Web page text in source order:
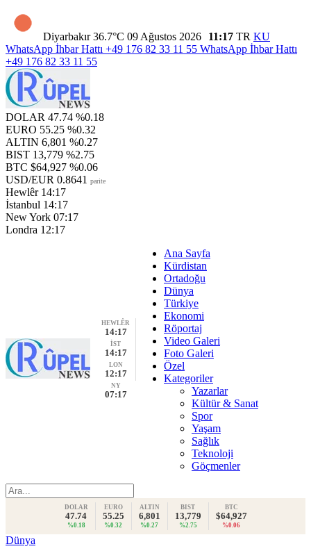
Diyarbakır 36.7°C 09 Ağustos 2026 11:17 TR KU
WhatsApp İhbar Hattı +49 176 82 33 11 55 WhatsApp İhbar Hattı
+49 176 82 33 11 55
DOLAR 47.74 %0.18
EURO 55.25 %0.32
ALTIN 6,801 %0.27
BIST 13,779 %2.75
BTC $64,927 %0.06
USD/EUR 0.8641 parite
Hewlêr 14:17
İstanbul 14:17
New York 07:17
Londra 12:17
HEWLÊR
14:17
İST
14:17
LON
12:17
NY
07:17
Ana Sayfa
Kürdistan
Ortadoğu
Dünya
Türkiye
Ekonomi
Röportaj
Video Galeri
Foto Galeri
Özel
Kategoriler
Yazarlar
Kültür & Sanat
Spor
Yaşam
Sağlık
Teknoloji
Göçmenler
DOLAR
47.74
%0.18
EURO
55.25
%0.32
ALTIN
6,801
%0.27
BIST
13,779
%2.75
BTC
$64,927
%0.06
Dünya